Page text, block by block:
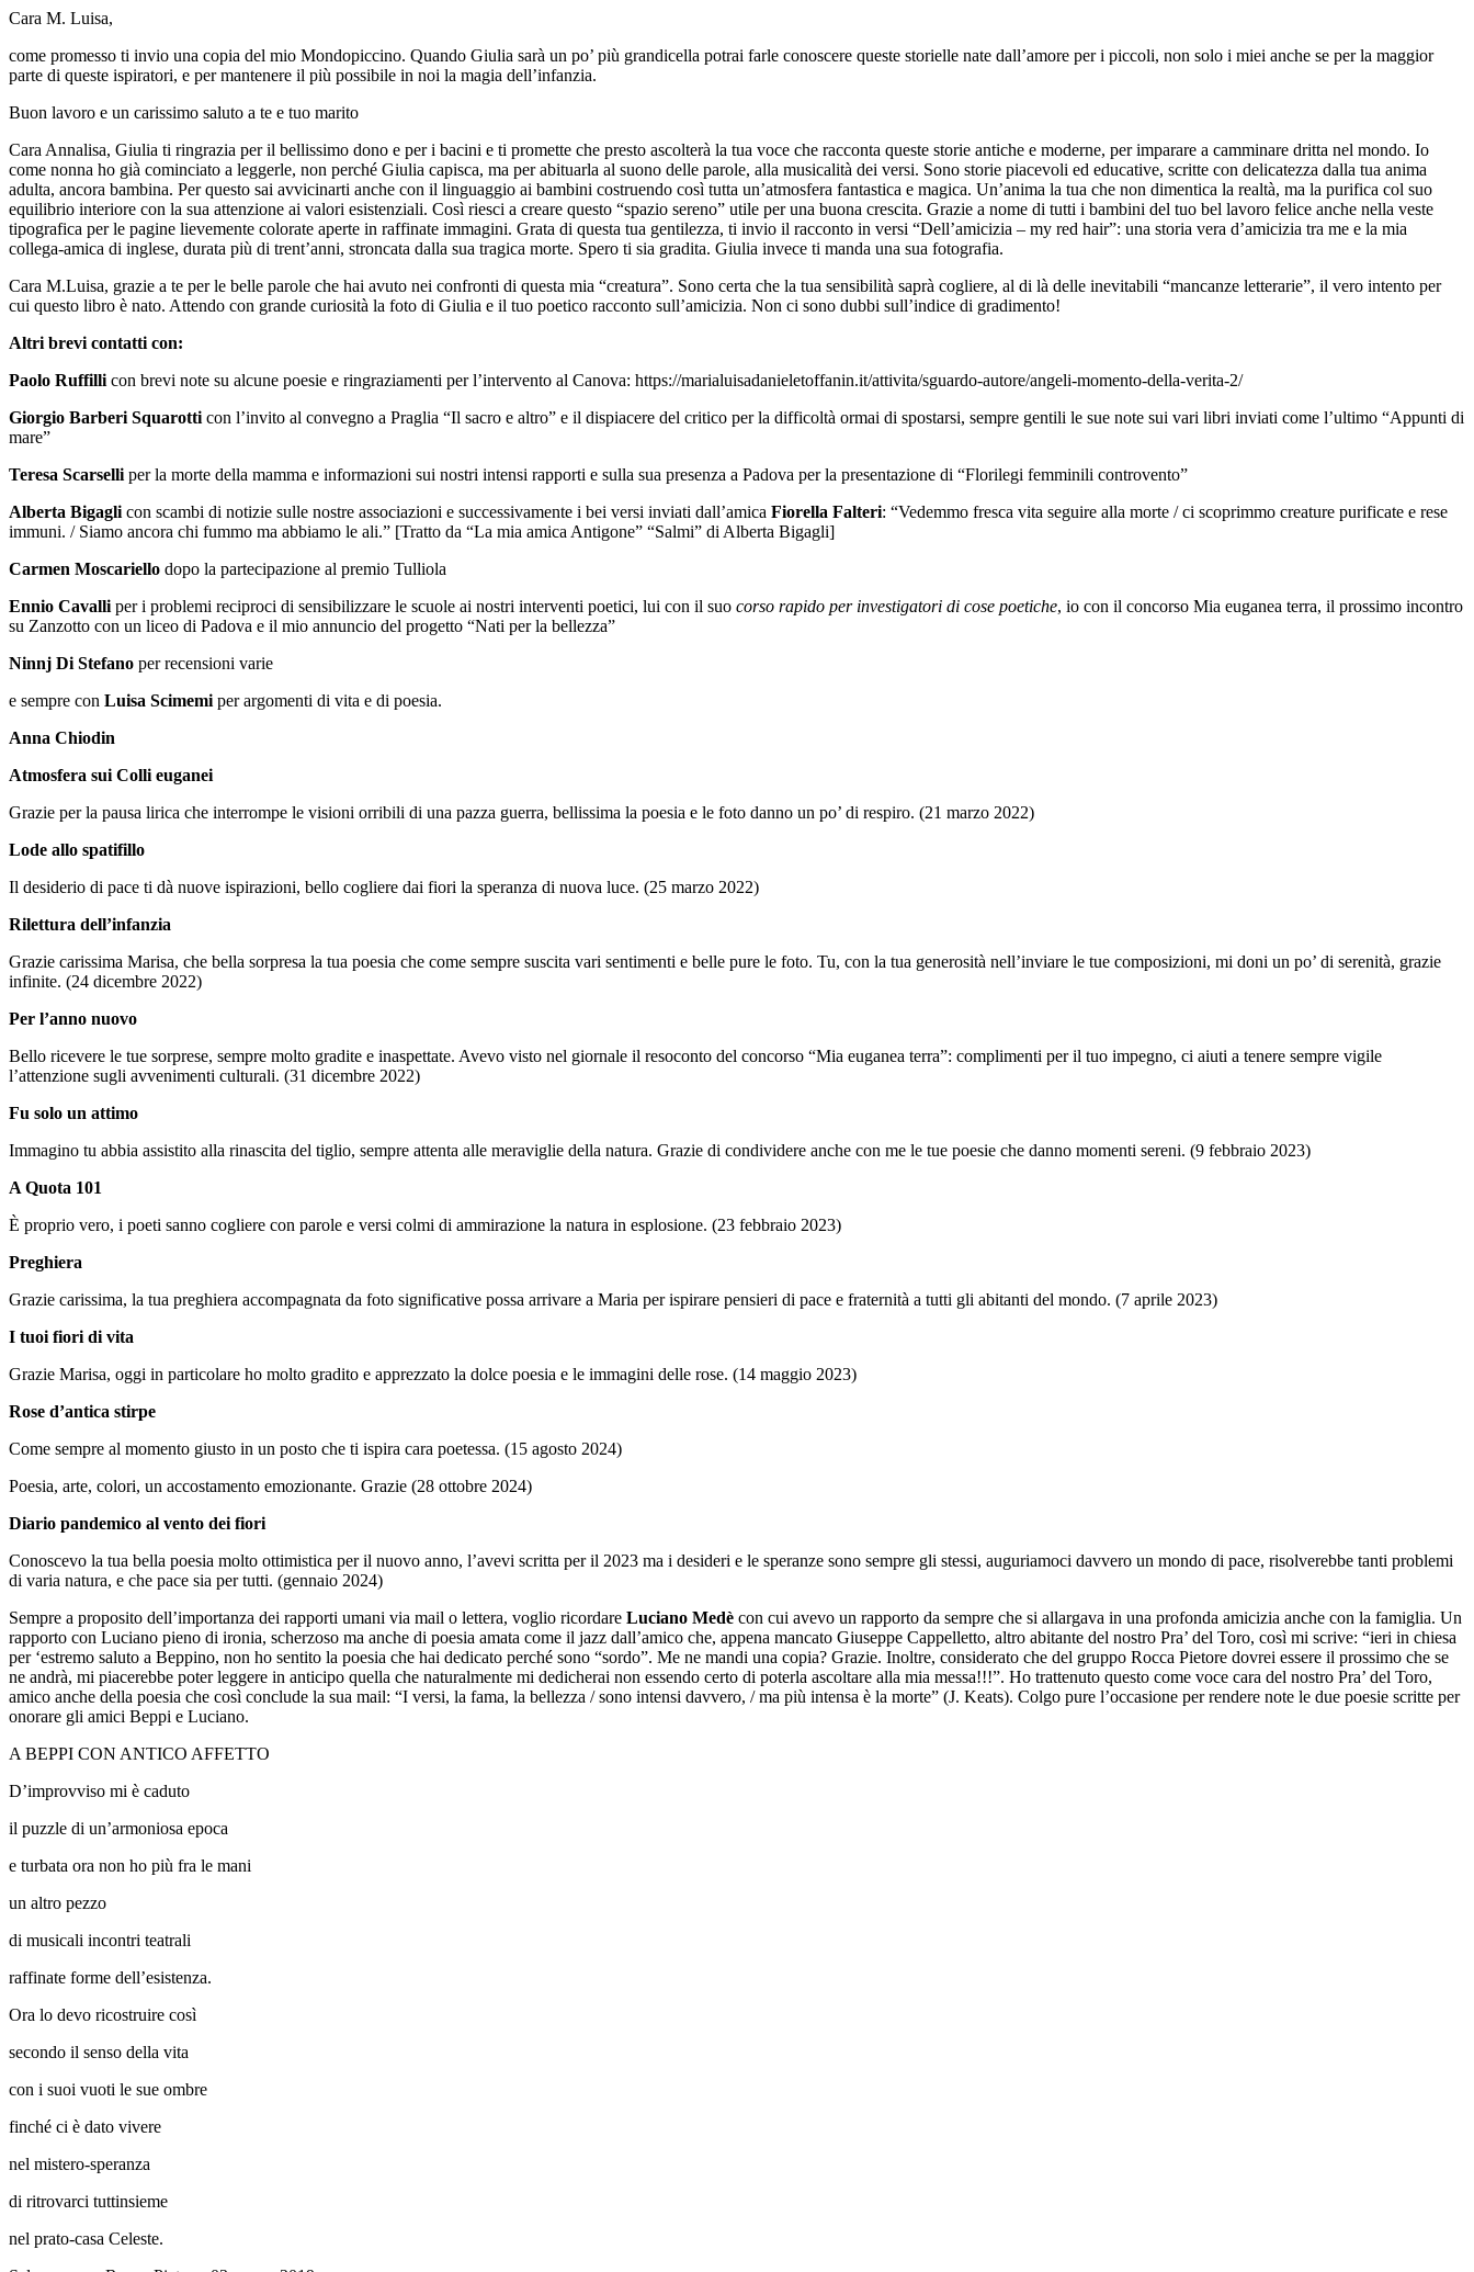
Cara M. Luisa,
come promesso ti invio una copia del mio Mondopiccino. Quando Giulia sarà un po’ più grandicella potrai farle conoscere queste storielle nate dall’amore per i piccoli, non solo i miei anche se per la maggior
parte di queste ispiratori, e per mantenere il più possibile in noi la magia dell’infanzia.
Buon lavoro e un carissimo saluto a te e tuo marito
Cara Annalisa, Giulia ti ringrazia per il bellissimo dono e per i bacini e ti promette che presto ascolterà la tua voce che racconta queste storie antiche e moderne, per imparare a camminare dritta nel mondo. Io
come nonna ho già cominciato a leggerle, non perché Giulia capisca, ma per abituarla al suono delle parole, alla musicalità dei versi. Sono storie piacevoli ed educative, scritte con delicatezza dalla tua anima
adulta, ancora bambina. Per questo sai avvicinarti anche con il linguaggio ai bambini costruendo così tutta un’atmosfera fantastica e magica. Un’anima la tua che non dimentica la realtà, ma la purifica col suo
equilibrio interiore con la sua attenzione ai valori esistenziali. Così riesci a creare questo “spazio sereno” utile per una buona crescita. Grazie a nome di tutti i bambini del tuo bel lavoro felice anche nella veste
tipografica per le pagine lievemente colorate aperte in raffinate immagini. Grata di questa tua gentilezza, ti invio il racconto in versi “Dell’amicizia – my red hair”: una storia vera d’amicizia tra me e la mia
collega-amica di inglese, durata più di trent’anni, stroncata dalla sua tragica morte. Spero ti sia gradita. Giulia invece ti manda una sua fotografia.
Cara M.Luisa, grazie a te per le belle parole che hai avuto nei confronti di questa mia “creatura”. Sono certa che la tua sensibilità saprà cogliere, al di là delle inevitabili “mancanze letterarie”, il vero intento per
cui questo libro è nato. Attendo con grande curiosità la foto di Giulia e il tuo poetico racconto sull’amicizia. Non ci sono dubbi sull’indice di gradimento!
Altri brevi contatti con:
Paolo Ruffillicon brevi note su alcune poesie e ringraziamenti per l’intervento al Canova: https://marialuisadanieletoffanin.it/attivita/sguardo-autore/angeli-momento-della-verita-2/
Giorgio Barberi Squarotticon l’invito al convegno a Praglia “Il sacro e altro” e il dispiacere del critico per la difficoltà ormai di spostarsi, sempre gentili le sue note sui vari libri inviati come l’ultimo “Appunti di
mare”
Teresa Scarselliper la morte della mamma e informazioni sui nostri intensi rapporti e sulla sua presenza a Padova per la presentazione di “Florilegi femminili controvento”
Alberta Bigaglicon scambi di notizie sulle nostre associazioni e successivamente i bei versi inviati dall’amica Fiorella Falteri: “Vedemmo fresca vita seguire alla morte / ci scoprimmo creature purificate e rese
immuni. / Siamo ancora chi fummo ma abbiamo le ali.” [Tratto da “La mia amica Antigone” “Salmi” di Alberta Bigagli]
Carmen Moscariello dopo la partecipazione al premio Tulliola
Ennio Cavalliper i problemi reciproci di sensibilizzare le scuole ai nostri interventi poetici, lui con il suo corso rapido per investigatori di cose poetiche, io con il concorso Mia euganea terra, il prossimo incontro
su Zanzotto con un liceo di Padova e il mio annuncio del progetto “Nati per la bellezza”
Ninnj Di Stefano per recensioni varie
e sempre con Luisa Scimemiper argomenti di vita e di poesia.
Anna Chiodin
Atmosfera sui Colli euganei
Grazie per la pausa lirica che interrompe le visioni orribili di una pazza guerra, bellissima la poesia e le foto danno un po’ di respiro. (21 marzo 2022)
Lode allo spatifillo
Il desiderio di pace ti dà nuove ispirazioni, bello cogliere dai fiori la speranza di nuova luce. (25 marzo 2022)
Rilettura dell’infanzia
Grazie carissima Marisa, che bella sorpresa la tua poesia che come sempre suscita vari sentimenti e belle pure le foto. Tu, con la tua generosità nell’inviare le tue composizioni, mi doni un po’ di serenità, grazie
infinite. (24 dicembre 2022)
Per l’anno nuovo
Bello ricevere le tue sorprese, sempre molto gradite e inaspettate. Avevo visto nel giornale il resoconto del concorso “Mia euganea terra”: complimenti per il tuo impegno, ci aiuti a tenere sempre vigile
l’attenzione sugli avvenimenti culturali. (31 dicembre 2022)
Fu solo un attimo
Immagino tu abbia assistito alla rinascita del tiglio, sempre attenta alle meraviglie della natura. Grazie di condividere anche con me le tue poesie che danno momenti sereni. (9 febbraio 2023)
A Quota 101
È proprio vero, i poeti sanno cogliere con parole e versi colmi di ammirazione la natura in esplosione. (23 febbraio 2023)
Preghiera
Grazie carissima, la tua preghiera accompagnata da foto significative possa arrivare a Maria per ispirare pensieri di pace e fraternità a tutti gli abitanti del mondo. (7 aprile 2023)
I tuoi fiori di vita
Grazie Marisa, oggi in particolare ho molto gradito e apprezzato la dolce poesia e le immagini delle rose. (14 maggio 2023)
Rose d’antica stirpe
Come sempre al momento giusto in un posto che ti ispira cara poetessa. (15 agosto 2024)
Poesia, arte, colori, un accostamento emozionante. Grazie (28 ottobre 2024)
Diario pandemico al vento dei fiori
Conoscevo la tua bella poesia molto ottimistica per il nuovo anno, l’avevi scritta per il 2023 ma i desideri e le speranze sono sempre gli stessi, auguriamoci davvero un mondo di pace, risolverebbe tanti problemi
di varia natura, e che pace sia per tutti. (gennaio 2024)
Sempre a proposito dell’importanza dei rapporti umani via mail o lettera, voglio ricordare Luciano Medè con cui avevo un rapporto da sempre che si allargava in una profonda amicizia anche con la famiglia. Un
rapporto con Luciano pieno di ironia, scherzoso ma anche di poesia amata come il jazz dall’amico che, appena mancato Giuseppe Cappelletto, altro abitante del nostro Pra’ del Toro, così mi scrive: “ieri in chiesa
per ‘estremo saluto a Beppino, non ho sentito la poesia che hai dedicato perché sono “sordo”. Me ne mandi una copia? Grazie. Inoltre, considerato che del gruppo Rocca Pietore dovrei essere il prossimo che se
ne andrà, mi piacerebbe poter leggere in anticipo quella che naturalmente mi dedicherai non essendo certo di poterla ascoltare alla mia messa!!!”. Ho trattenuto questo come voce cara del nostro Pra’ del Toro,
amico anche della poesia che così conclude la sua mail: “I versi, la fama, la bellezza / sono intensi davvero, / ma più intensa è la morte” (J. Keats). Colgo pure l’occasione per rendere note le due poesie scritte per
onorare gli amici Beppi e Luciano.
A BEPPI CON ANTICO AFFETTO
D’improvviso mi è caduto
il puzzle di un’armoniosa epoca
e turbata ora non ho più fra le mani
un altro pezzo
di musicali incontri teatrali
raffinate forme dell’esistenza.
Ora lo devo ricostruire così
secondo il senso della vita
con i suoi vuoti le sue ombre
finché ci è dato vivere
nel mistero-speranza
di ritrovarci tuttinsieme
nel prato-casa Celeste.